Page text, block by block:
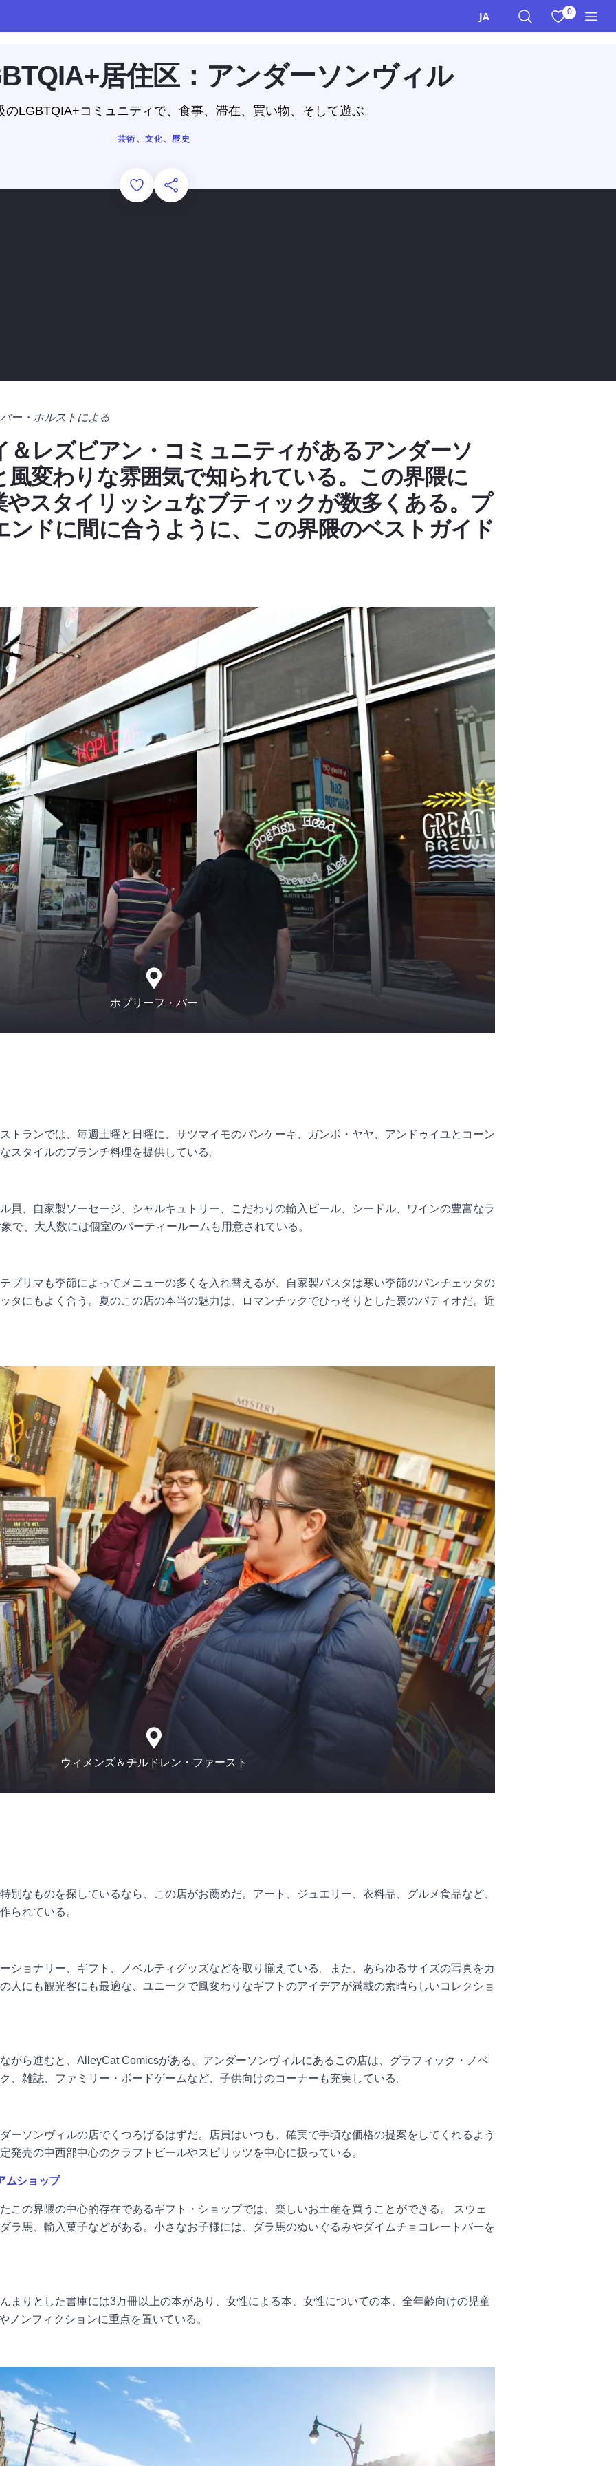
JA
サイト内検索
0
お気に入り
メニ
居住区：アンダーソンヴィル
のLGBTQIA+コミュニティで、食事、滞在、買い物、そして遊ぶ。
芸術、文化、歴史
Add to Favorites
このページを共有する
ー・ホルストによる
＆レズビアン・コミュニティがあるアンダーソ
風変わりな雰囲気で知られている。この界隈に
やスタイリッシュなブティックが数多くある。プ
ンドに間に合うように、この界隈のベストガイド
ホプリーフ・バー
トランでは、毎週土曜と日曜に、サツマイモのパンケーキ、ガンボ・ヤヤ、アンドゥイユとコーン
スタイルのブランチ料理を提供している。
貝、自家製ソーセージ、シャルキュトリー、こだわりの輸入ビール、シードル、ワインの豊富なラ
で、大人数には個室のパーティールームも用意されている。
プリマも季節によってメニューの多くを入れ替えるが、自家製パスタは寒い季節のパンチェッタの
タにもよく合う。夏のこの店の本当の魅力は、ロマンチックでひっそりとした裏のパティオだ。近
ウィメンズ＆チルドレン・ファースト
別なものを探しているなら、この店がお薦めだ。アート、ジュエリー、衣料品、グルメ食品など、
られている。
ショナリー、ギフト、ノベルティグッズなどを取り揃えている。また、あらゆるサイズの写真をカ
人にも観光客にも最適な、ユニークで風変わりなギフトのアイデアが満載の素晴らしいコレクショ
がら進むと、AlleyCat Comicsがある。アンダーソンヴィルにあるこの店は、グラフィック・ノベ
、雑誌、ファミリー・ボードゲームなど、子供向けのコーナーも充実している。
ーソンヴィルの店でくつろげるはずだ。店員はいつも、確実で手頃な価格の提案をしてくれるよう
発売の中西部中心のクラフトビールやスピリッツを中心に扱っている。
ムショップ
この界隈の中心的存在であるギフト・ショップでは、楽しいお土産を買うことができる。 スウェ
ラ馬、輸入菓子などがある。小さなお子様には、ダラ馬のぬいぐるみやダイムチョコレートバーを
まりとした書庫には3万冊以上の本があり、女性による本、女性についての本、全年齢向けの児童
ノンフィクションに重点を置いている。